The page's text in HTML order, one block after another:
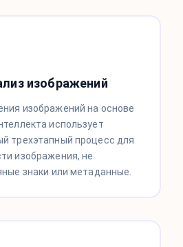
изображений
изображений на основе
использует
трехэтапный процесс для
изображения, не
знаки или метаданные.